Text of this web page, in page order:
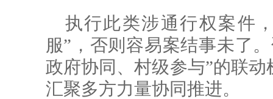
执行此类涉通行权案件
服”，否则容易案结事未了
政府协同、村级参与”的联
汇聚多方力量协同推进。